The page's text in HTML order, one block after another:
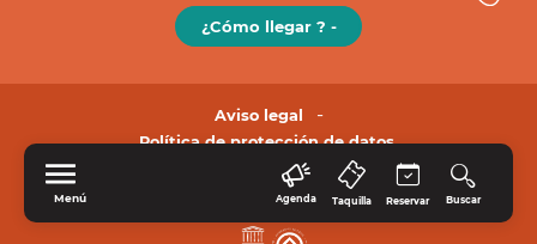
Menú Agenda Taquilla Reservar Buscar
¿Cómo llegar ? -
Aviso legal
Política de protección de datos.